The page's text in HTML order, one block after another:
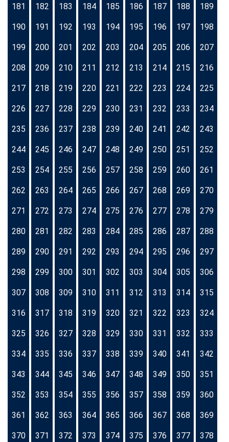
181 182 183 184 185 186 187 188 189
190 191 192 193 194 195 196 197 198
199 200 201 202 203 204 205 206 207
208 209 210 211 212 213 214 215 216
217 218 219 220 221 222 223 224 225
226 227 228 229 230 231 232 233 234
235 236 237 238 239 240 241 242 243
244 245 246 247 248 249 250 251 252
253 254 255 256 257 258 259 260 261
262 263 264 265 266 267 268 269 270
271 272 273 274 275 276 277 278 279
280 281 282 283 284 285 286 287 288
289 290 291 292 293 294 295 296 297
298 299 300 301 302 303 304 305 306
307 308 309 310 311 312 313 314 315
316 317 318 319 320 321 322 323 324
325 326 327 328 329 330 331 332 333
334 335 336 337 338 339 340 341 342
343 344 345 346 347 348 349 350 351
352 353 354 355 356 357 358 359 360
361 362 363 364 365 366 367 368 369
370 371 372 373 374 375 376 377 378